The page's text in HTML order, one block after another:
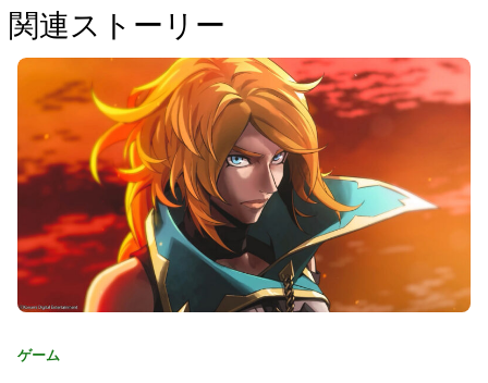
関連ストーリー
た
め
の
“
『
鬼
武
カ
ゲーム